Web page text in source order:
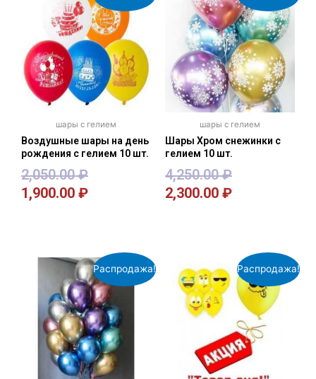
шары с гелием
Воздушные шары на день
рождения с гелием 10 шт.
2,050.00₽
1,900.00 ₽
шары с гелием
Шары Хром снежинки с
гелием 10 шт.
4,250.00₽
2,300.00 ₽
Распродажа! Распродажа!